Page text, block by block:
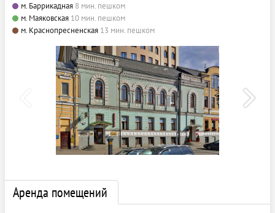
м. Баррикадная 8 мин. пешком
м. Маяковская 10 мин. пешком
м. Краснопресненская 13 мин. пешком
Аренда помещений